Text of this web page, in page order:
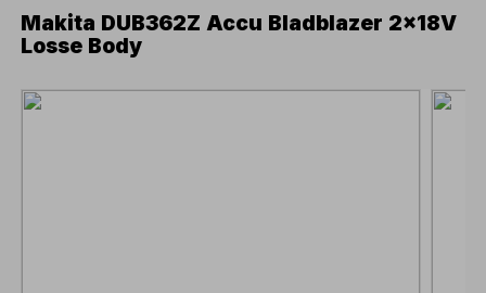
Makita DUB362Z Accu Bladblazer 2x18V
Losse Body